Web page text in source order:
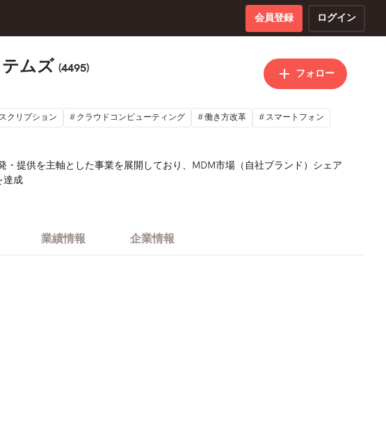
会員登録 ログイン
ムズ (4495) フォロー
クリプション クラウドコンピューティング 働き方改革
スマートフォン
提供を主軸とした事業を展開しており、MDM市場（自社ブランド）シェア
達成
業績情報 企業情報